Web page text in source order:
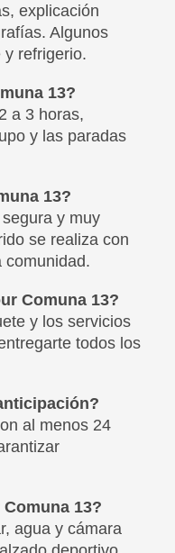
explicación
Algunos
y refrigerio.
13?
a 3 horas,
y las paradas
13?
y muy
se realiza con
comunidad.
Comuna 13?
y los servicios
todos los
al menos 24
13?
agua y cámara